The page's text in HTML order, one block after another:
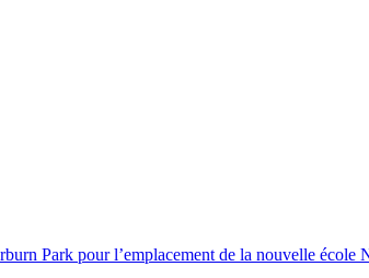
Park pour l’emplacement de la nouvelle école